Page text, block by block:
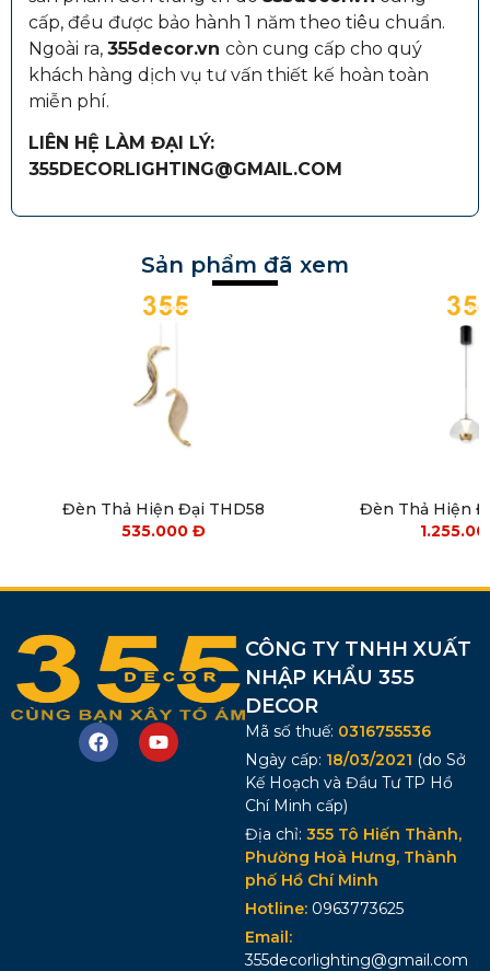
cấp, đều được bảo hành 1 năm theo tiêu chuẩn.
Ngoài ra, 355decor.vn còn cung cấp cho quý
khách hàng dịch vụ tư vấn thiết kế hoàn toàn
miễn phí.
LIÊN HỆ LÀM ĐẠI LÝ:
355DECORLIGHTING@GMAIL.COM
Sản phẩm đã xem
Đèn Thả Hiện Đại THD58
535.000 Đ
Đèn Thả Hiện
CÔNG TY TNHH XUẤT
NHẬP KHẨU 355
DECOR
Mã số thuế: 0316755536
Ngày cấp: 18/03/2021 (do Sở
Kế Hoạch và Đầu Tư TP Hồ
Chí Minh cấp)
Địa chỉ: 355 Tô Hiến Thành,
Phường Hoà Hưng, Thành
phố Hồ Chí Minh
Hotline: 0963773625
Email:
355decorlighting@gmail.com